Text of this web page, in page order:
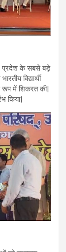
प्रदेश के सबसे बड़े
विद्यार्थी
रूप में शिकरत की|
किया|